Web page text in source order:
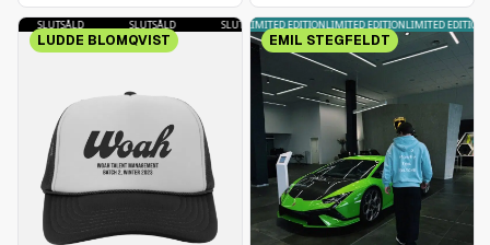
SLUTSÅLD SLUTSÅLD SLUTSÅLD SLUTSÅLD
LUDDE BLOMQVIST
LIMITED EDITIONLIMITED EDITIONLIMITED EDITIONLIMITED EDITIONLIMITED EDITION
EMIL STEGFELDT